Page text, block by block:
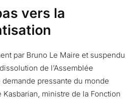
vers la
par Bruno Le Maire et suspendu
de l’Assemblée
pressante du monde
ministre de la Fonction